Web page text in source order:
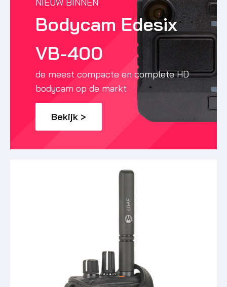
Bodycam Edesix
VB-400
de meest compacte en complete HD
bodycam op de markt
Bekijk >